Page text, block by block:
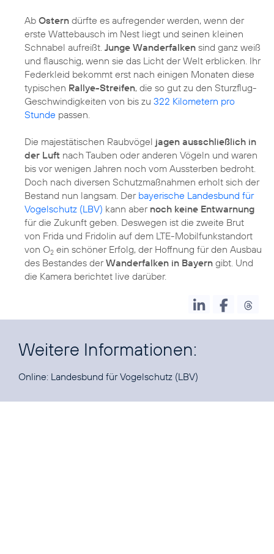
Ab Ostern dürfte es aufregender werden, wenn der
erste Wattebausch im Nest liegt und seinen kleinen
Schnabel aufreißt. Junge Wanderfalken sind ganz weiß
und flauschig, wenn sie das Licht der Welt erblicken. Ihr
Federkleid bekommt erst nach einigen Monaten diese
typischen Rallye-Streifen, die so gut zu den Sturzflug-
Geschwindigkeiten von bis zu 322 Kilometern pro
Stunde passen.
Die majestätischen Raubvögel jagen ausschließlich in
der Luft nach Tauben oder anderen Vögeln und waren
bis vor wenigen Jahren noch vom Aussterben bedroht.
Doch nach diversen Schutzmaßnahmen erholt sich der
Bestand nun langsam. Der bayerische Landesbund für
Vogelschutz (LBV) kann aber noch keine Entwarnung
für die Zukunft geben. Deswegen ist die zweite Brut
von Frida und Fridolin auf dem LTE-Mobilfunkstandort
von O2 ein schöner Erfolg, der Hoffnung für den Ausbau
des Bestandes derWanderfalken in Bayern gibt. Und
die Kamera berichtet live darüber.
Weitere Informationen:
Online: Landesbund für Vogelschutz (LBV)